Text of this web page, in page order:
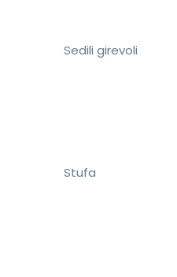
Sedili girevoli
Stufa